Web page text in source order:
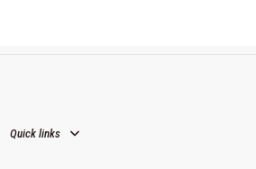
Quick links